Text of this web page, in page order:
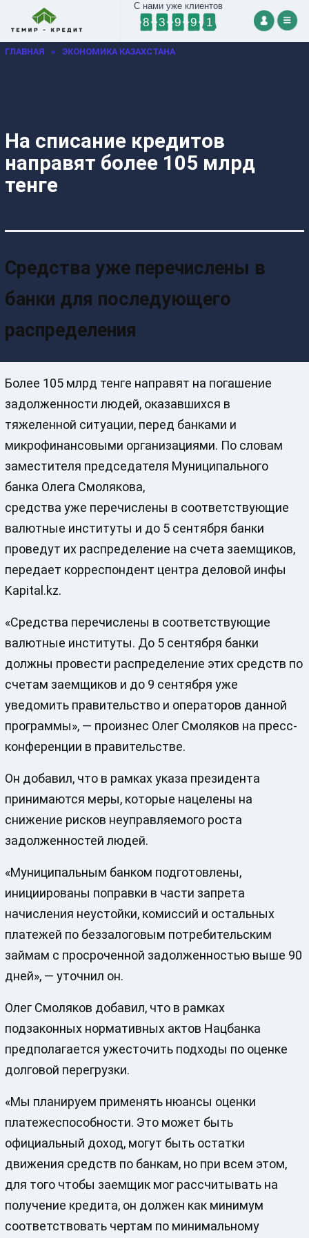
С нами уже клиентов
8 3 9 9 1
ГЛАВНАЯ » ЭКОНОМИКА КАЗАХСТАНА
На списание кредитов
направят более 105 млрд
тенге
Средства уже перечислены в
банки для последующего
распределения
Более 105 млрд тенге направят на погашение
задолженности людей, оказавшихся в
тяжеленной ситуации, перед банками и
микрофинансовыми организациями. По словам
заместителя председателя Муниципального
банка Олега Смолякова,
средства уже перечислены в соответствующие
валютные институты и до 5 сентября банки
проведут их распределение на счета заемщиков,
передает корреспондент центра деловой инфы
Kapital.kz.
«Средства перечислены в соответствующие
валютные институты. До 5 сентября банки
должны провести распределение этих средств по
счетам заемщиков и до 9 сентября уже
уведомить правительство и операторов данной
программы», — произнес Олег Смоляков на пресс-
конференции в правительстве.
Он добавил, что в рамках указа президента
принимаются меры, которые нацелены на
снижение рисков неуправляемого роста
задолженностей людей.
«Муниципальным банком подготовлены,
инициированы поправки в части запрета
начисления неустойки, комиссий и остальных
платежей по беззалоговым потребительским
займам с просроченной задолженностью выше 90
дней», — уточнил он.
Олег Смоляков добавил, что в рамках
подзаконных нормативных актов Нацбанка
предполагается ужесточить подходы по оценке
долговой перегрузки.
«Мы планируем применять нюансы оценки
платежеспособности. Это может быть
официальный доход, могут быть остатки
движения средств по банкам, но при всем этом,
для того чтобы заемщик мог рассчитывать на
получение кредита, он должен как минимум
соответствовать чертам по минимальному